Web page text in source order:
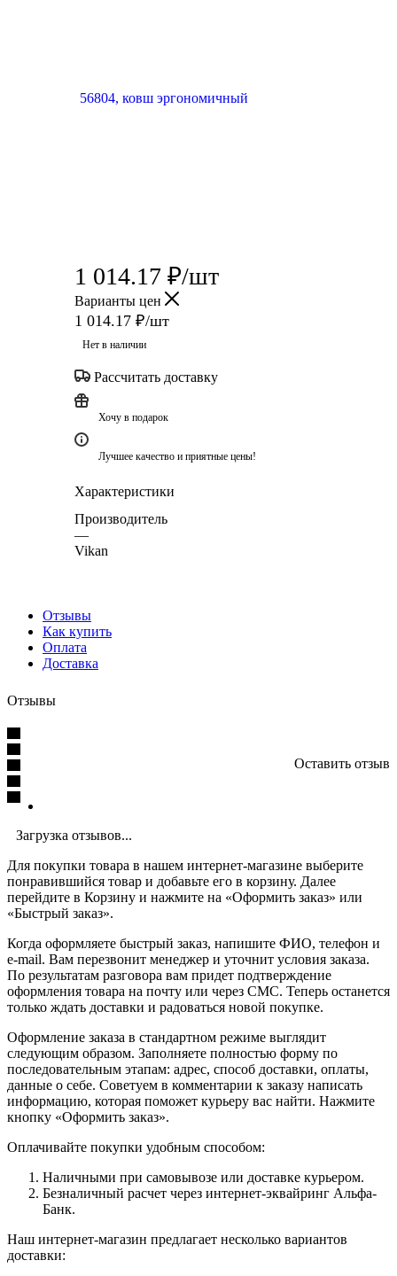
1 014.17 ₽/шт
Варианты цен
1 014.17 ₽/шт
Нет в наличии
Рассчитать доставку
Хочу в подарок
Лучшее качество и приятные цены!
Характеристики
Производитель
—
Vikan
Отзывы
Как купить
Оплата
Доставка
Отзывы
Оставить отзыв
Загрузка отзывов...
Для покупки товара в нашем интернет-магазине выберите
понравившийся товар и добавьте его в корзину. Далее
перейдите в Корзину и нажмите на «Оформить заказ» или
«Быстрый заказ».
Когда оформляете быстрый заказ, напишите ФИО, телефон и
e-mail. Вам перезвонит менеджер и уточнит условия заказа.
По результатам разговора вам придет подтверждение
оформления товара на почту или через СМС. Теперь останется
только ждать доставки и радоваться новой покупке.
Оформление заказа в стандартном режиме выглядит
следующим образом. Заполняете полностью форму по
последовательным этапам: адрес, способ доставки, оплаты,
данные о себе. Советуем в комментарии к заказу написать
информацию, которая поможет курьеру вас найти. Нажмите
кнопку «Оформить заказ».
Оплачивайте покупки удобным способом:
Наличными при самовывозе или доставке курьером.
Безналичный расчет через интернет-эквайринг Альфа-
Банк.
Наш интернет-магазин предлагает несколько вариантов
доставки: